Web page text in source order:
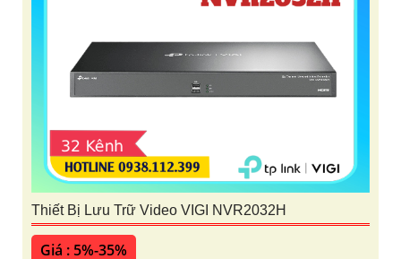
Thiết Bị Lưu Trữ Video VIGI NVR2032H
Giá : 5%-35%